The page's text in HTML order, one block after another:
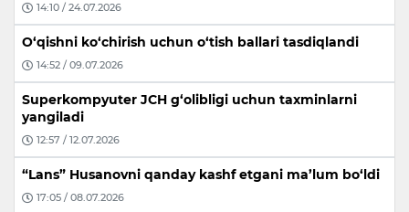
14:10 / 24.07.2026
O‘qishni ko‘chirish uchun o‘tish ballari tasdiqlandi
14:52 / 09.07.2026
Superkompyuter JCH g‘olibligi uchun taxminlarni
yangiladi
12:57 / 12.07.2026
“Lans” Husanovni qanday kashf etgani ma’lum bo‘ldi
17:05 / 08.07.2026